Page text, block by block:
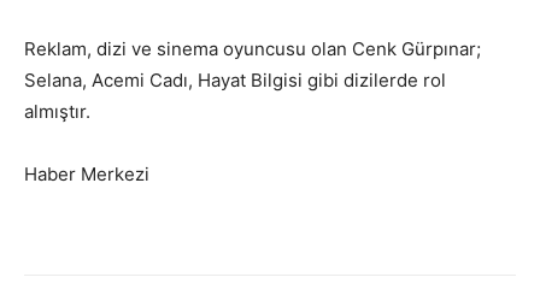
Reklam, dizi ve sinema oyuncusu olan Cenk Gürpınar;
Selana, Acemi Cadı, Hayat Bilgisi gibi dizilerde rol
almıştır.
Haber Merkezi